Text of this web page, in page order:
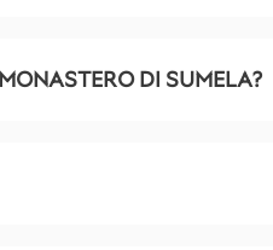
DI SUMELA?